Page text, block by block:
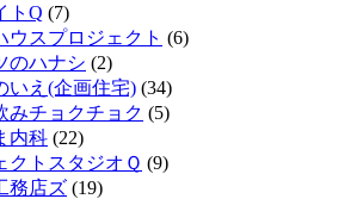
トQ (7)
ウスプロジェクト (6)
のハナシ (2)
いえ(企画住宅) (34)
みチョクチョク (5)
内科 (22)
クトスタジオＱ (9)
務店ズ (19)